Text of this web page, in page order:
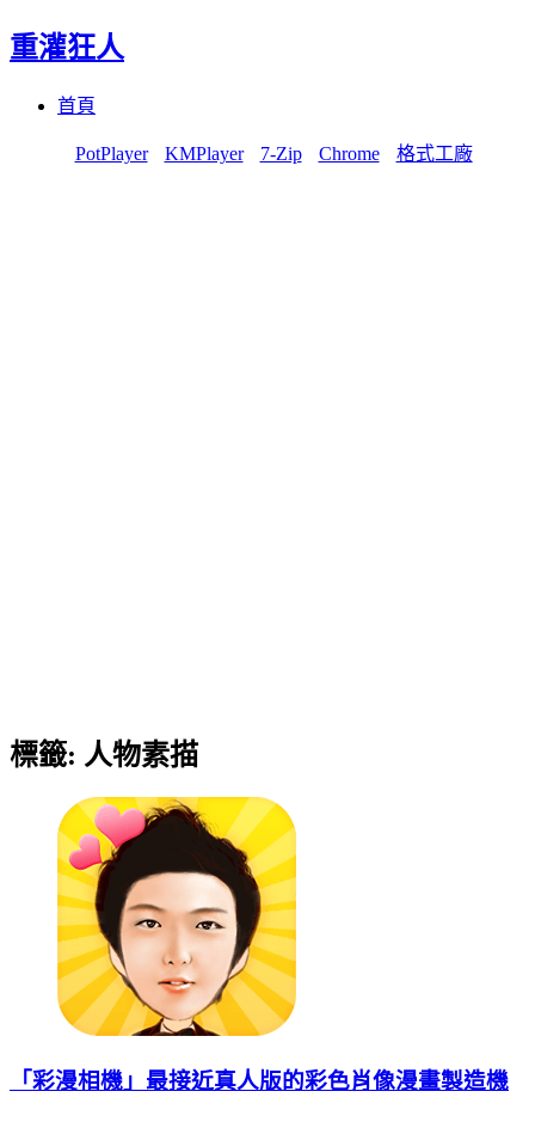
重灌狂人
首頁
PotPlayer KMPlayer 7-Zip Chrome 格式工廠
標籤: 人物素描
「彩漫相機」最接近真人版的彩色肖像漫畫製造機